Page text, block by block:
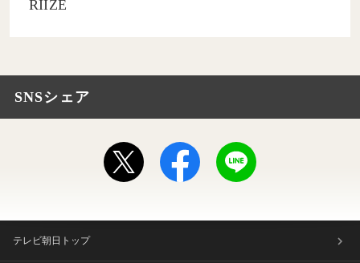
RIIZE
SNSシェア
テレビ朝日トップ